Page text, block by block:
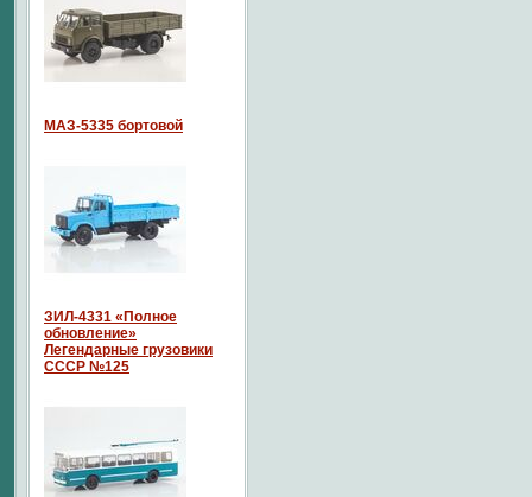
МАЗ-5335 бортовой
ЗИЛ-4331 «Полное
обновление»
Легендарные грузовики
СССР №125